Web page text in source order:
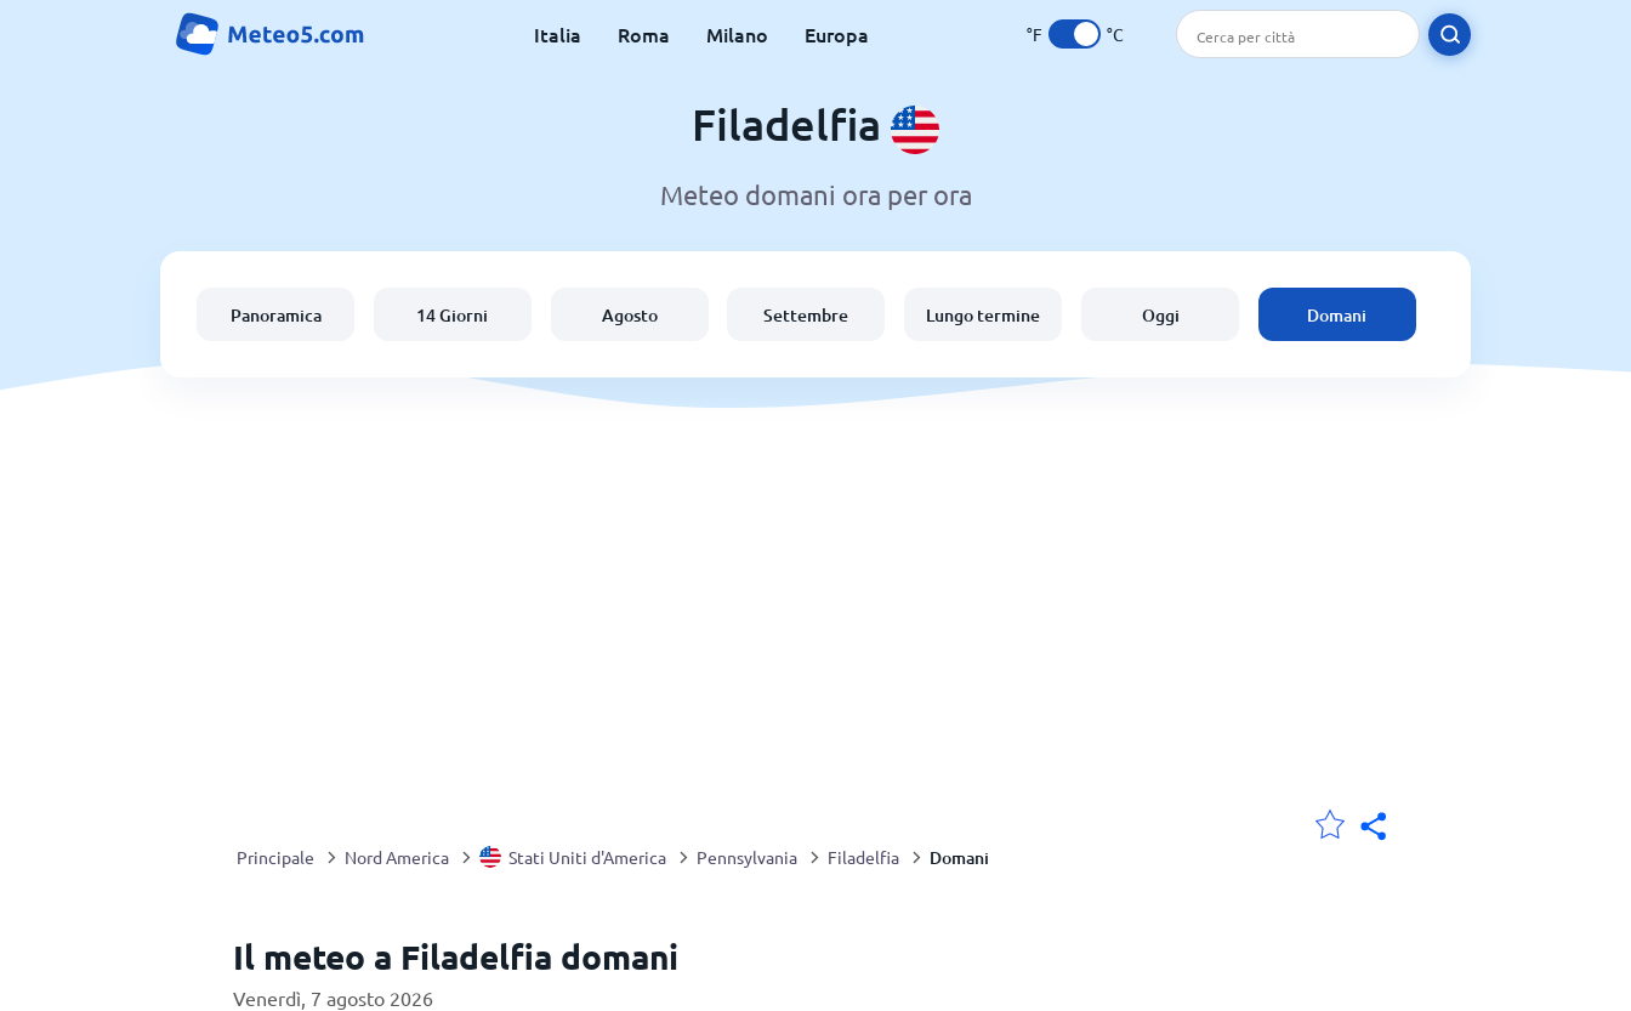
Italia Roma Milano Europa °F °C
Filadelfia
Meteo domani ora per ora
Panoramica 14 Giorni Agosto Settembre Lungo termine Oggi Domani
Principale Nord America Stati Uniti d'America Pennsylvania Filadelfia Domani
Il meteo a Filadelfia domani
Venerdì, 7 agosto 2026